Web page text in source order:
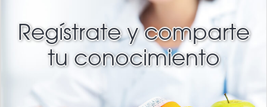
Regístrate y comparte
tu conocimiento